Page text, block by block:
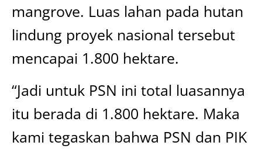
mangrove. Luas lahan pada hutan
lindung proyek nasional tersebut
mencapai 1.800 hektare.
“Jadi untuk PSN ini total luasannya
itu berada di 1.800 hektare. Maka
kami tegaskan bahwa PSN dan PIK